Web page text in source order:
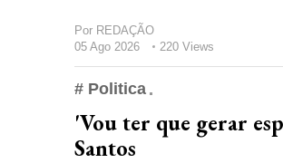
Por REDAÇÃO
05 Ago 2026
220 Views
# Politica
'Vou ter que gerar
Santos